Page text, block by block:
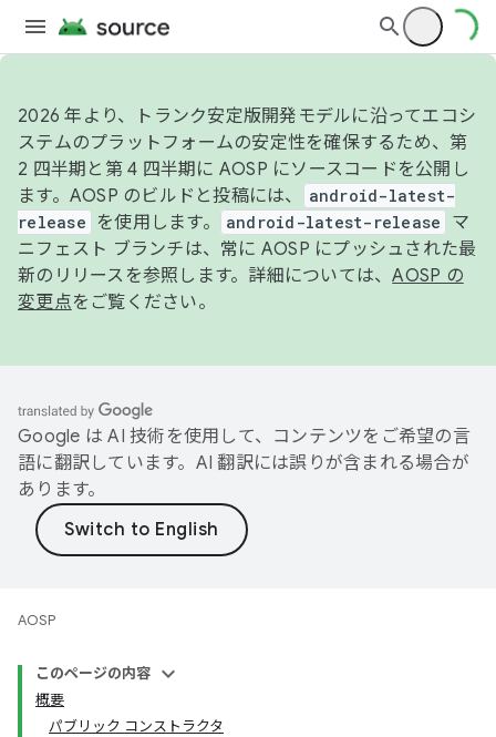
2026 年より、トランク安定版開発モデルに沿ってエコシ
ステムのプラットフォームの安定性を確保するため、第
2 四半期と第 4 四半期に AOSP にソースコードを公開し
ます。AOSP のビルドと投稿には、
android-latest-
release
を使用します。 android-latest-release
マ
ニフェスト ブランチは、常に AOSP にプッシュされた最
新のリリースを参照します。詳細については、AOSP の
変更点をご覧ください。
Google は AI 技術を使用して、コンテンツをご希望の言
語に翻訳しています。AI 翻訳には誤りが含まれる場合が
あります。
AOSP
このページの内容
概要
パブリック コンストラクタ